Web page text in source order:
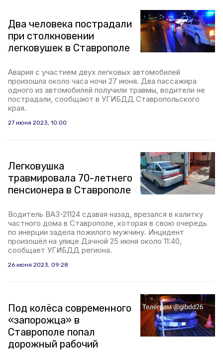
Два человека пострадали
при столкновении
легковушек в Ставрополе
Авария с участием двух легковых автомобилей
произошла около часа ночи 27 июня. Два пассажира
одного из автомобилей получили травмы, водители не
пострадали, сообщают в УГИБДД Ставропольского
края.
27 июня 2023, 10:00
Легковушка
травмировала 70-летнего
пенсионера в Ставрополе
Водитель ВАЗ-21124 сдавая назад, врезался в калитку
частного дома в Ставрополе, которая в свою очередь
по инерции задела пожилого мужчину. Инцидент
произошёл на улице Дачной 25 июня около 11:40,
сообщает УГИБДД региона.
26 июня 2023, 09:28
Под колёса современного
«запорожца» в
Ставрополе попал
дорожный рабочий